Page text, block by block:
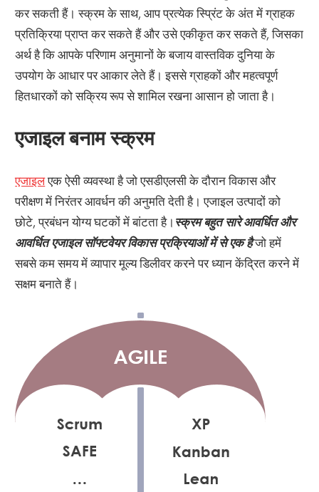
कर सकती हैं। स्क्रम के साथ, आप प्रत्येक स्प्रिंट के अंत में ग्राहक
प्रतिक्रिया प्राप्त कर सकते हैं और उसे एकीकृत कर सकते हैं, जिसका
अर्थ है कि आपके परिणाम अनुमानों के बजाय वास्तविक दुनिया के
उपयोग के आधार पर आकार लेते हैं। इससे ग्राहकों और महत्वपूर्ण
हितधारकों को सक्रिय रूप से शामिल रखना आसान हो जाता है।
एजाइल बनाम स्क्रम
एजाइलएक ऐसी व्यवस्था है जो एसडीएलसी के दौरान विकास और
परीक्षण में निरंतर आवर्धन की अनुमति देती है। एजाइल उत्पादों को
छोटे, प्रबंधन योग्य घटकों में बांटता है। स्क्रम बहुत सारे आवर्धित और
आवर्धित एजाइल सॉफ्टवेयर विकास प्रक्रियाओं में से एक हैजो हमें
सबसे कम समय में व्यापार मूल्य डिलीवर करने पर ध्यान केंद्रित करने में
सक्षम बनाते हैं।